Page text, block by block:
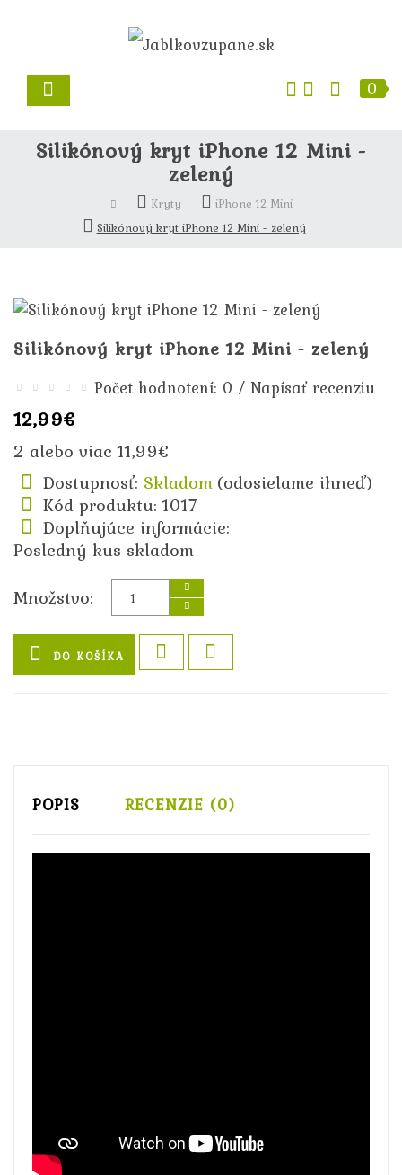
0
Silikónový kryt iPhone 12 Mini -
zelený
Kryty
iPhone 12 Mini
Silikónový kryt iPhone 12 Mini - zelený
Silikónový kryt iPhone 12 Mini - zelený
Počet hodnotení: 0 / Napísať recenziu
12,99€
2 alebo viac 11,99€
Dostupnosť: Skladom (odosielame ihneď)
Kód produktu: 1017
Doplňujúce informácie:
Posledný kus skladom
Množstvo:
DO KOŠÍKA
POPIS RECENZIE (0)